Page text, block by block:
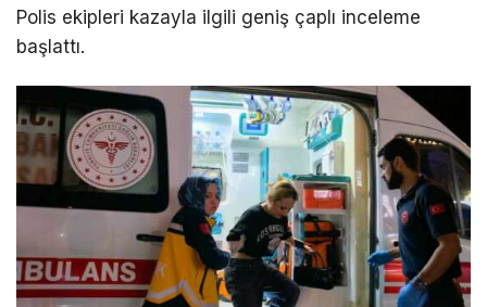
Polis ekipleri kazayla ilgili geniş çaplı inceleme
başlattı.